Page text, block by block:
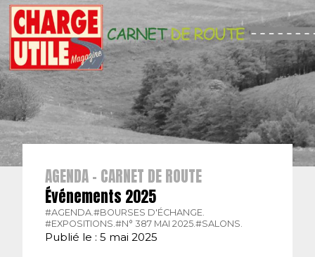
AGENDA - CARNET DE ROUTE
Événements 2025
#AGENDA. #BOURSES D'ÉCHANGE.
#EXPOSITIONS. #N° 387 MAI 2025. #SALONS.
Publié le : 5 mai 2025